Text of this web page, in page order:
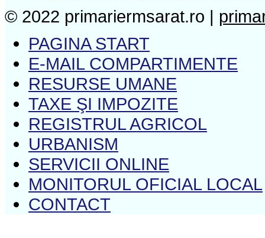
© 2022 primariermsarat.ro |
PAGINA START
E-MAIL COMPARTIMENTE
RESURSE UMANE
TAXE ŞI IMPOZITE
REGISTRUL AGRICOL
URBANISM
SERVICII ONLINE
MONITORUL OFICIAL LOCAL
CONTACT